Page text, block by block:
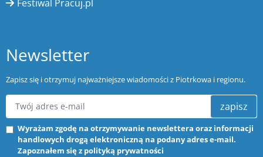
Festiwal Pracuj.pl
Newsletter
Zapisz się i otrzymuj najważniejsze wiadomości z Piotrkowa i regionu.
zapisz
Wyrażam zgodę na otrzymywanie newslettera oraz informacji
handlowych drogą elektroniczną na podany adres e-mail.
Zapoznałem się z polityką prywatności